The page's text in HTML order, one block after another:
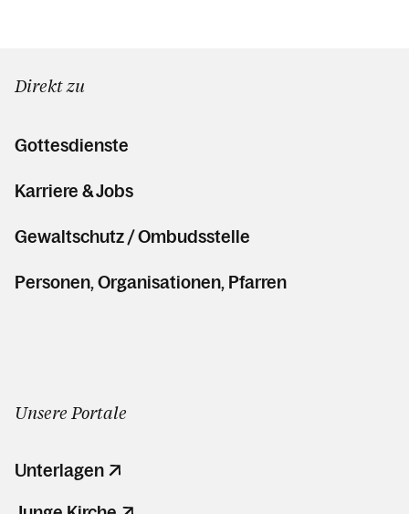
Direkt zu
Gottesdienste
Karriere & Jobs
Gewaltschutz / Ombudsstelle
Personen, Organisationen, Pfarren
Unsere Portale
Unterlagen